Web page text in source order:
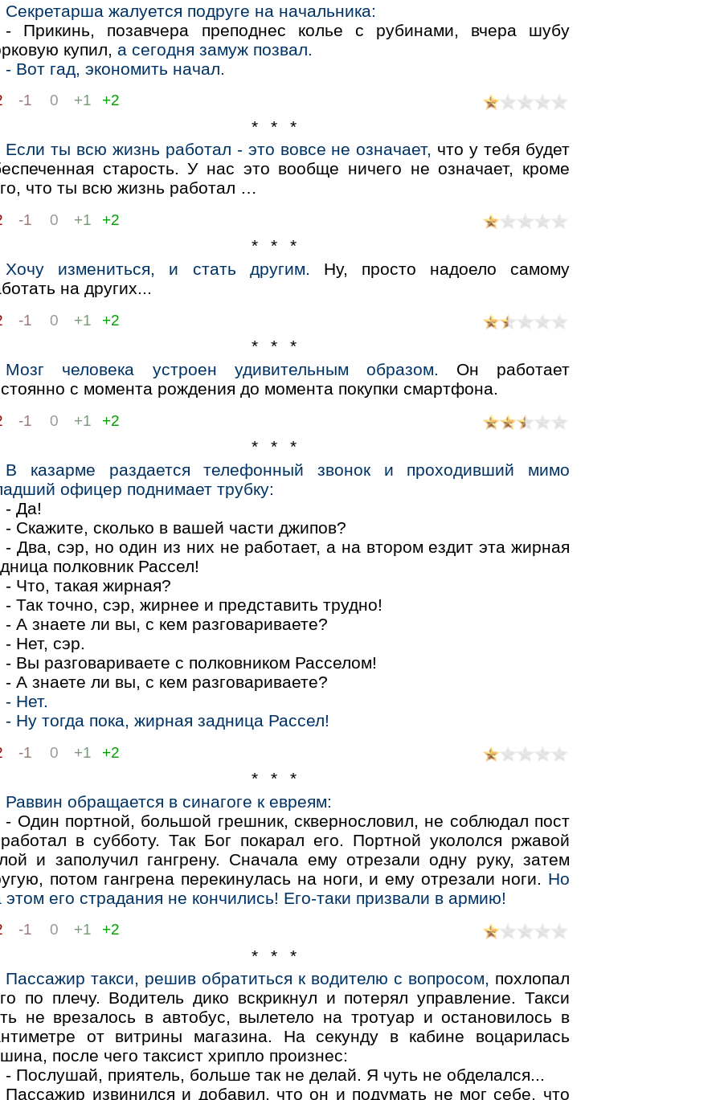
Секретарша жалуется подруге на начальника:
- Прикинь, позавчера преподнес колье с рубинами, вчера шубу
купил, а сегодня замуж позвал.
- Вот гад, экономить начал.
-1 0 +1 +2
* * *
Если ты всю жизнь работал - это вовсе не означает, что у тебя будет
старость. У нас это вообще ничего не означает, кроме
что ты всю жизнь работал …​
-1 0 +1 +2
* * *
Хочу измениться, и стать другим. Ну, просто надоело самому
на других...
-1 0 +1 +2
* * *
Мозг человека устроен удивительным образом. Он работает
с момента рождения до момента покупки смартфона.
-1 0 +1 +2
* * *
В казарме раздается телефонный звонок и проходивший мимо
офицер поднимает трубку:
- Да!
- Скажите, сколько в вашей части джипов?
- Два, сэр, но один из них не работает, а на втором ездит эта жирная
полковник Рассел!
- Что, такая жирная?
- Так точно, сэр, жирнее и представить трудно!
- А знаете ли вы, с кем разговариваете?
- Нет, сэр.
- Вы разговариваете с полковником Расселом!
- А знаете ли вы, с кем разговариваете?
- Нет.
- Ну тогда пока, жирная задница Рассел!
-1 0 +1 +2
* * *
Раввин обращается в синагоге к евреям:
- Один портной, большой грешник, сквернословил, не соблюдал пост
в субботу. Так Бог покарал его. Портной укололся ржавой
и заполучил гангрену. Cначала ему отрезали одну руку, затем
потом гангрена перекинулась на ноги, и ему отрезали ноги. Но
этом его страдания не кончились! Его-таки призвали в армию!
-1 0 +1 +2
* * *
Пассажир такси, решив обратиться к водителю с вопросом, похлопал
по плечу. Водитель дико вскрикнул и потерял управление. Такси
не врезалось в автобус, вылетело на тротуар и остановилось в
от витрины магазина. На секунду в кабине воцарилась
после чего таксист хрипло произнес:
- Послушай, приятель, больше так не делай. Я чуть не обделался...
Пассажир извинился и добавил, что он и подумать не мог себе, что